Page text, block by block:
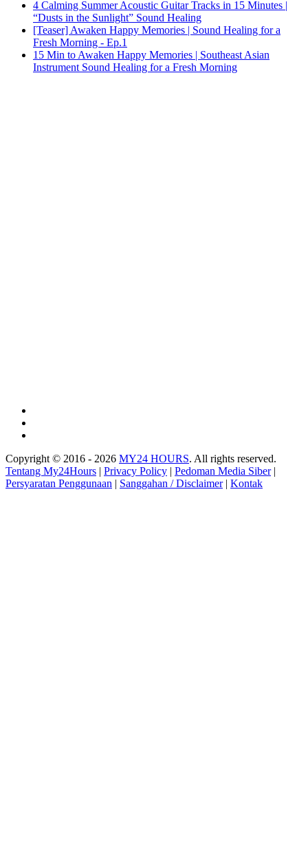
4 Calming Summer Acoustic Guitar Tracks in 15 Minutes |
“Dusts in the Sunlight” Sound Healing
[Teaser] Awaken Happy Memories | Sound Healing for a
Fresh Morning - Ep.1
15 Min to Awaken Happy Memories | Southeast Asian
Instrument Sound Healing for a Fresh Morning
Copyright © 2016 - 2026 MY24 HOURS. All rights reserved.
Tentang My24Hours | Privacy Policy | Pedoman Media Siber|
Persyaratan Penggunaan | Sanggahan / Disclaimer| Kontak